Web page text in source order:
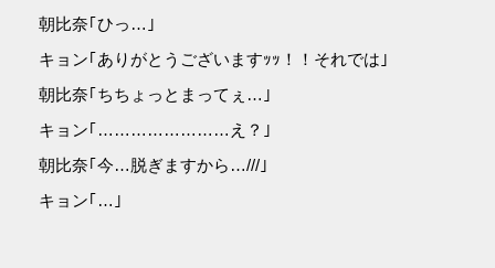
朝比奈｢ひっ…｣
キョン｢ありがとうございますｯｯ！！それでは｣
朝比奈｢ちちょっとまってぇ…｣
キョン｢……………………え？｣
朝比奈｢今…脱ぎますから…///｣
キョン｢…｣